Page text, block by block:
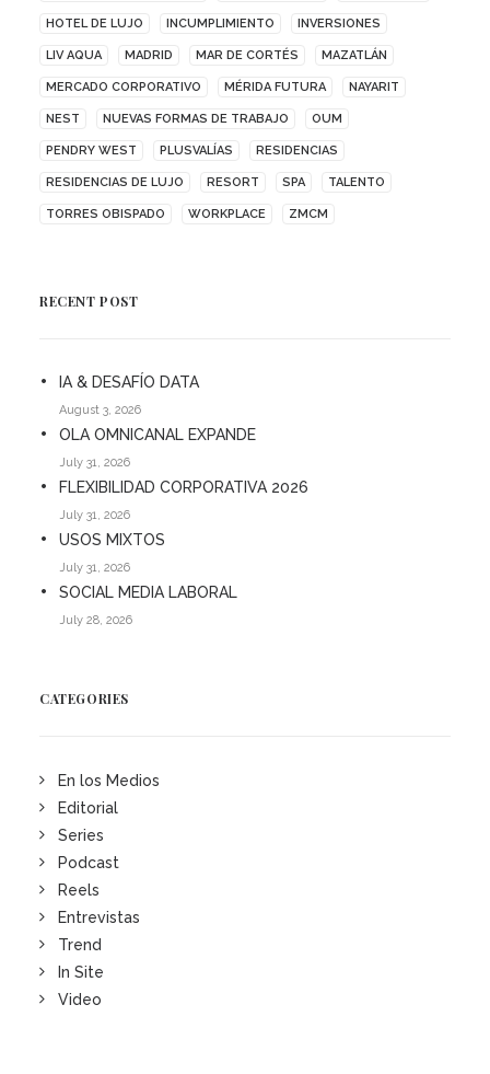
HOTEL DE LUJO INCUMPLIMIENTO INVERSIONES
LIV AQUA MADRID MAR DE CORTÉS MAZATLÁN
MERCADO CORPORATIVO MÉRIDA FUTURA NAYARIT
NEST NUEVAS FORMAS DE TRABAJO OUM
PENDRY WEST PLUSVALÍAS RESIDENCIAS
RESIDENCIAS DE LUJO RESORT SPA TALENTO
TORRES OBISPADO WORKPLACE ZMCM
RECENT POST
IA & DESAFÍO DATA
August 3, 2026
OLA OMNICANAL EXPANDE
July 31, 2026
FLEXIBILIDAD CORPORATIVA 2026
July 31, 2026
USOS MIXTOS
July 31, 2026
SOCIAL MEDIA LABORAL
July 28, 2026
CATEGORIES
En los Medios
Editorial
Series
Podcast
Reels
Entrevistas
Trend
In Site
Video